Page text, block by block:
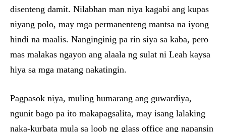
disenteng damit. Nilabhan man niya kagabi ang kupas
niyang polo, may mga permanenteng mantsa na iyong
hindi na maalis. Nanginginig pa rin siya sa kaba, pero
mas malakas ngayon ang alaala ng sulat ni Leah kaysa
hiya sa mga matang nakatingin.
Pagpasok niya, muling humarang ang guwardiya,
ngunit bago pa ito makapagsalita, may isang lalaking
naka-kurbata mula sa loob ng glass office ang napansin